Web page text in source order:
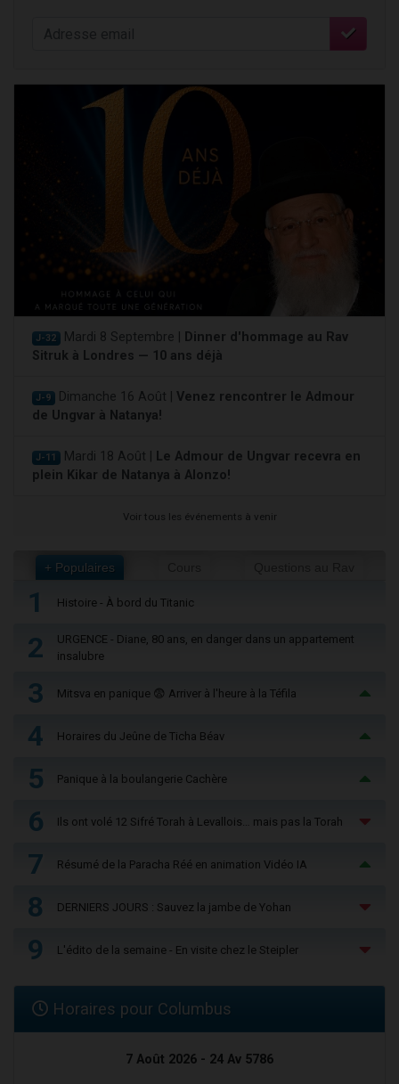
J-32 Mardi 8 Septembre |
Dinner d'hommage au Rav
Sitruk à Londres — 10 ans déjà
J-9 Dimanche 16 Août | Venez rencontrer le Admour
de Ungvar à Natanya!
J-11 Mardi 18 Août |
Le Admour de Ungvar recevra en
plein Kikar de Natanya à Alonzo!
Voir tous les événements à venir
+ Populaires
1 Histoire - À bord du Titanic
2
URGENCE - Diane, 80 ans, en danger dans un appartement
insalubre
3 Mitsva en panique 😨 Arriver à l'heure à la Téfila
4 Horaires du Jeûne de Ticha Béav
5 Panique à la boulangerie Cachère
6 Ils ont volé 12 Sifré Torah à Levallois… mais pas la Torah
7 Résumé de la Paracha Réé en animation Vidéo IA
8 DERNIERS JOURS : Sauvez la jambe de Yohan
9 L'édito de la semaine - En visite chez le Steipler
Horaires pour Columbus
7 Août 2026 - 24 Av 5786